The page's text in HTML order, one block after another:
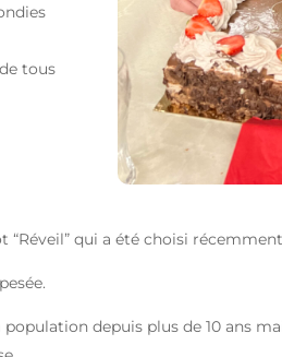
tous
qui a été choisi
depuis plus de 10 ans